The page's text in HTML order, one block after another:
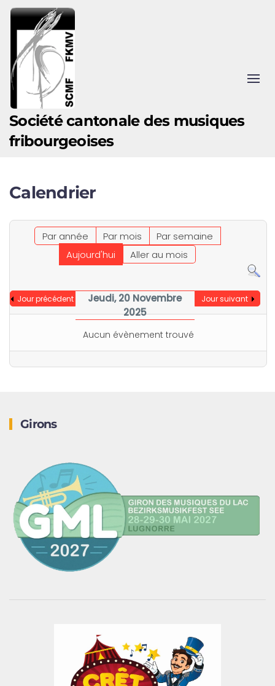
Accéder au contenu principal
Société cantonale des musiques
fribourgeoises
Calendrier
Par année Par mois
Par semaine
Aujourd'hui
Aller au mois
Jour précédent
Jeudi, 20 Novembre
2025
Jour suivant
Aucun évènement trouvé
Girons